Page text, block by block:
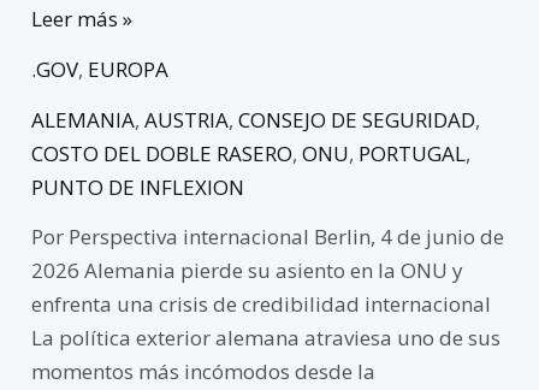
Leer más »
.GOV, EUROPA
ALEMANIA,AUSTRIA,CONSEJO DE SEGURIDAD,
COSTO DEL DOBLE RASERO,ONU, PORTUGAL,
PUNTO DE INFLEXION
Por Perspectiva internacional Berlin, 4 de junio de
2026 Alemania pierde su asiento en la ONU y
enfrenta una crisis de credibilidad internacional
La política exterior alemana atraviesa uno de sus
momentos más incómodos desde la